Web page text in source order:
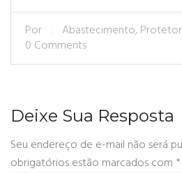
Por Abastecimento,
0 Comments
Deixe Sua Resposta
Seu endereço de e-mail não será
obrigatórios estão marcados com *